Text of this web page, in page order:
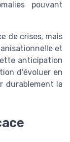
pouvant
de crises, mais
et
anticipation
d'évoluer en
durablement la